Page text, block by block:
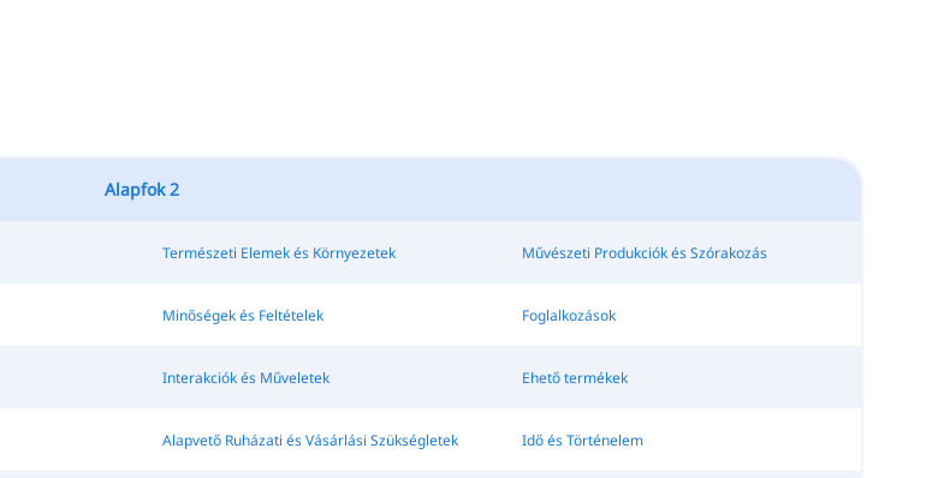
Alapfok 2
Természeti Elemek és Környezetek Művészeti Produkciók és Szórakozás
Minőségek és Feltételek Foglalkozások
Interakciók és Műveletek Ehető termékek
Alapvető Ruházati és Vásárlási Szükségletek Idő és Történelem